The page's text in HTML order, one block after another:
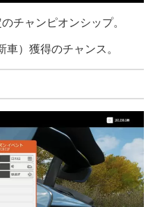
チャンピオンシップ。
）獲得のチャンス。